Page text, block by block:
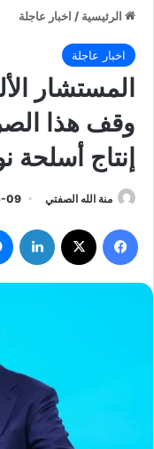
الرئيسية / اخبار عاجلة
اخبار عاجلة
المستشار
وقف هذا
إنتاج أسلحة
منة الله الصفتي 09